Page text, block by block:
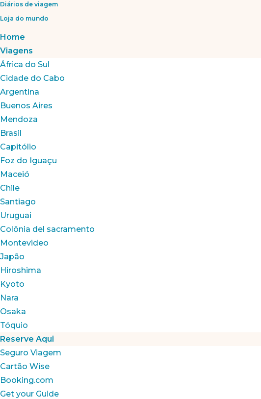
Diários de viagem
Loja do mundo
Home
Viagens
África do Sul
Cidade do Cabo
Argentina
Buenos Aires
Mendoza
Brasil
Capitólio
Foz do Iguaçu
Maceió
Chile
Santiago
Uruguai
Colônia del sacramento
Montevideo
Japão
Hiroshima
Kyoto
Nara
Osaka
Tóquio
Reserve Aqui
Seguro Viagem
Cartão Wise
Booking.com
Get your Guide